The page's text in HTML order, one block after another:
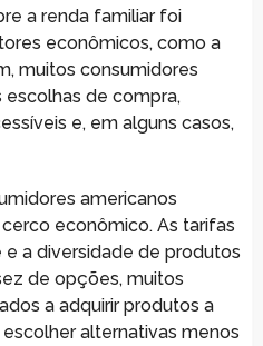
a renda familiar foi
econômicos, como a
muitos consumidores
escolhas de compra,
e, em alguns casos,
americanos
econômico. As tarifas
a diversidade de produtos
de opções, muitos
a adquirir produtos a
alternativas menos